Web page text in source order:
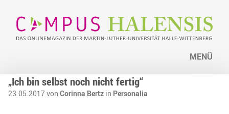
MENÜ
„Ich bin selbst noch nicht fertig“
23.05.2017 von Corinna Bertz in Personalia